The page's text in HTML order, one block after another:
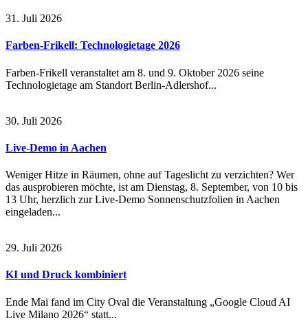
31. Juli 2026
Farben-Frikell: Technologietage 2026
Farben-Frikell veranstaltet am 8. und 9. Oktober 2026 seine
Technologietage am Standort Berlin-Adlershof...
30. Juli 2026
Live-Demo in Aachen
Weniger Hitze in Räumen, ohne auf Tageslicht zu verzichten? Wer
das ausprobieren möchte, ist am Dienstag, 8. September, von 10 bis
13 Uhr, herzlich zur Live-Demo Sonnenschutzfolien in Aachen
eingeladen...
29. Juli 2026
KI und Druck kombiniert
Ende Mai fand im City Oval die Veranstaltung „Google Cloud AI
Live Milano 2026“ statt...